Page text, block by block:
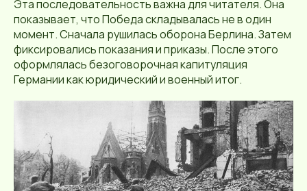
Эта последовательность важна для читателя. Она
показывает, что Победа складывалась не в один
момент. Сначала рушилась оборона Берлина. Затем
фиксировались показания и приказы. После этого
оформлялась безоговорочная капитуляция
Германии как юридический и военный итог.